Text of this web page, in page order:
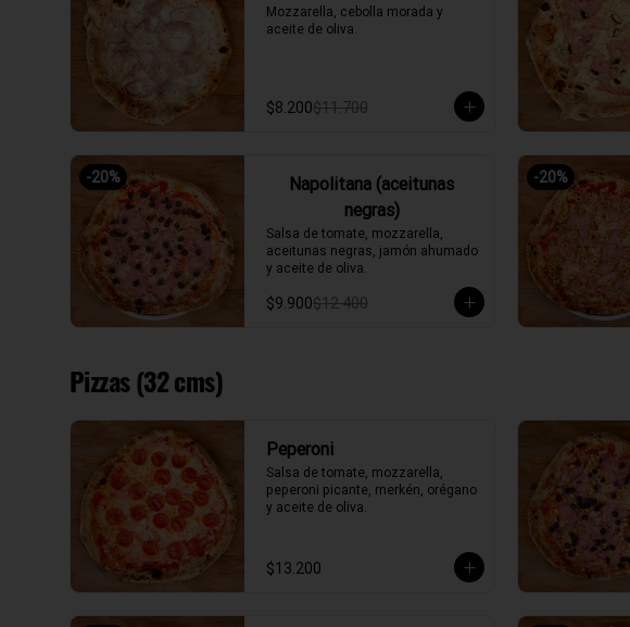
Mozzarella, cebolla morada y
aceite de oliva.
$8.200$11.700
-20%
Napolitana (aceitunas
negras)
Salsa de tomate, mozzarella,
aceitunas negras, jamón ahumado
y aceite de oliva.
$9.900$12.400
-20%
Pizzas (32 cms)
Peperoni
Salsa de tomate, mozzarella,
peperoni picante, merkén, orégano
y aceite de oliva.
$13.200